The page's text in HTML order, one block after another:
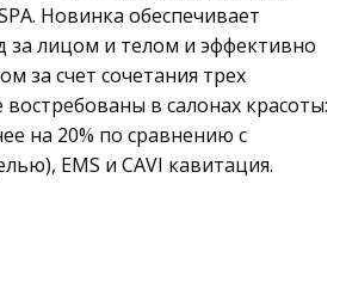
Новинка обеспечивает
за лицом и телом и эффективно
за счет сочетания трех
в салонах красоты:
на 20% по сравнению с
EMS и CAVI кавитация.